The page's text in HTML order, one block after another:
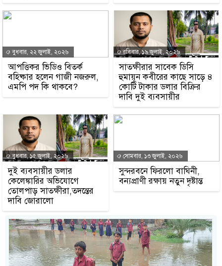
বুধবার, ২২ জুলাই, ২০২৬
আপত্তিকর ভিডিও বিতর্ক
বহিষ্কার হলেন গাজী নজরুল,
এমপি পদ কি থাকবে?
রবিবার, ১৯ জুলাই, ২০২৬
সাতক্ষীরার সাবেক ডিসি
হুমায়ূন কবীরের কাছে সাড়ে ৪
কোটি টাকার ডলার বিক্রির
দাবি দুই ব্যবসায়ীর
বুধবার, ১৫ জুলাই, ২০২৬
দুই ব্যবসায়ীর ডলার
কেলেঙ্কারির অভিযোগে
তোলপাড় সাতক্ষীরা,তদন্তের
দাবি জোরালো
সোমবার, ১৩ জুলাই, ২০২৬
সুন্দরবনে ফিরলো বাঘিনী,
বন্যপ্রাণী রক্ষায় নতুন দৃষ্টান্ত